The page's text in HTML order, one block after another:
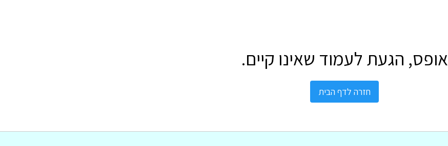
אופס, הגעת לעמוד שאינו קיים.
חזרה לדף הבית